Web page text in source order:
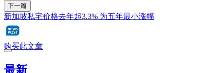
下一篇
新加坡私宅价格去年起3.3% 为五年最小涨幅
购买此文章
最新